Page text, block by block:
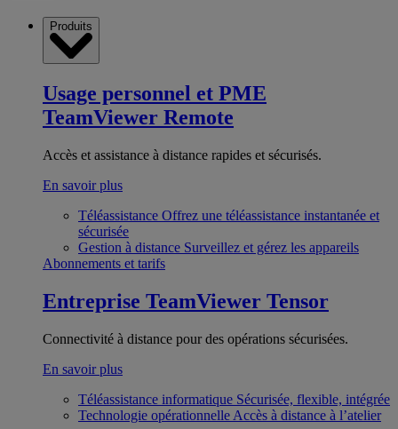
Produits
Usage personnel et PME
TeamViewer Remote
Accès et assistance à distance rapides et sécurisés.
En savoir plus
Téléassistance Offrez une téléassistance instantanée et
sécurisée
Gestion à distance Surveillez et gérez les appareils
Abonnements et tarifs
Entreprise TeamViewer Tensor
Connectivité à distance pour des opérations sécurisées.
En savoir plus
Téléassistance informatique Sécurisée, flexible, intégrée
Technologie opérationnelle Accès à distance à l’atelier